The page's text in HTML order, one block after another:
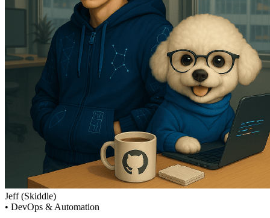
Jeff (Skiddle)
• DevOps & Automation